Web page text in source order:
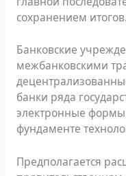
сохранением итогов.
Банковские
межбанковскими
банки ряда
электронные
фундаменте
Предполагается